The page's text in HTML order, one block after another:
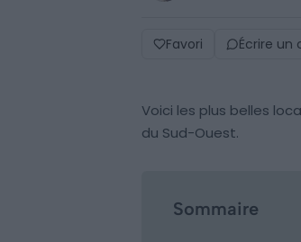
Favori Écrire
Voici les plus belles
du Sud-Ouest.
Sommaire